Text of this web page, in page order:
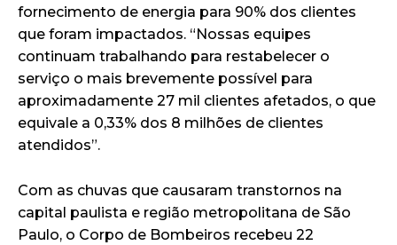
fornecimento de energia para 90% dos clientes
que foram impactados. “Nossas equipes
continuam trabalhando para restabelecer o
serviço o mais brevemente possível para
aproximadamente 27 mil clientes afetados, o que
equivale a 0,33% dos 8 milhões de clientes
atendidos”.
Com as chuvas que causaram transtornos na
capital paulista e região metropolitana de São
Paulo, o Corpo de Bombeiros recebeu 22